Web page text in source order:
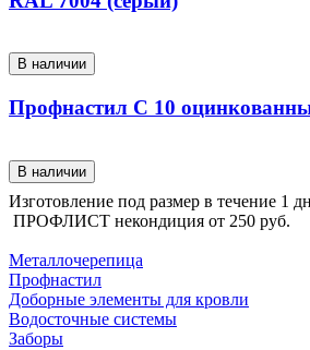
В наличии
Профнастил С 10
В наличии
Изготовление под размер в течение 1
ПРОФЛИСТ некондиция от 250 руб.
Металлочерепица
Профнастил
Доборные элементы для кровли
Водосточные системы
Заборы